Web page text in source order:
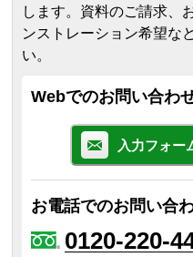
します。 資料のご請求、
ンストレーション希望な
い。
Webでのお問い合わ
入力フォー
お電話でのお問い合
0120-220-